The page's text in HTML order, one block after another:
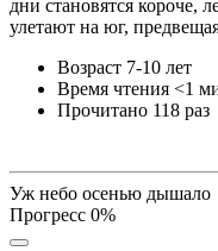
дни становятся короче,
улетают на юг,
Возраст 7-10 лет
Время чтения <1
Прочитано 118 раз
Уж небо осенью дышало
Прогресс 0%